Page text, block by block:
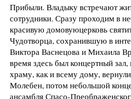
Прибыли. Владыку встречают
сотрудники. Сразу проходим в
красивую домовуюцерковь
Чудотворца, сохранившую в
Виктора Васнецова и Михаила
время здесь был концертный
храму, как и всему дому,
Молебен, потом небольшой
ансамбля Спасо-